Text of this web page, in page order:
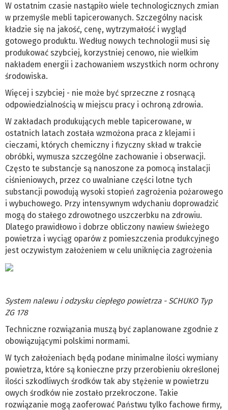
W ostatnim czasie nastąpiło wiele technologicznych zmian
w przemyśle mebli tapicerowanych. Szczególny nacisk
kładzie się na jakość, cenę, wytrzymałość i wygląd
gotowego produktu. Według nowych technologii musi się
produkować szybciej, korzystniej cenowo, nie wielkim
nakładem energii i zachowaniem wszystkich norm ochrony
środowiska.
Więcej i szybciej - nie może być sprzeczne z rosnącą
odpowiedzialnością w miejscu pracy i ochroną zdrowia.
W zakładach produkujących meble tapicerowane, w
ostatnich latach została wzmożona praca z klejami i
cieczami, których chemiczny i fizyczny skład w trakcie
obróbki, wymusza szczególne zachowanie i obserwacji.
Często te substancje są nanoszone za pomocą instalacji
ciśnieniowych, przez co uwalniane części lotne tych
substancji powodują wysoki stopień zagrożenia pożarowego
i wybuchowego. Przy intensywnym wdychaniu doprowadzić
mogą do stałego zdrowotnego uszczerbku na zdrowiu.
Dlatego prawidłowo i dobrze obliczony nawiew świeżego
powietrza i wyciąg oparów z pomieszczenia produkcyjnego
jest oczywistym założeniem w celu uniknięcia zagrożenia
System nalewu i odzysku ciepłego powietrza - SCHUKO Typ
ZG 178
Techniczne rozwiązania muszą być zaplanowane zgodnie z
obowiązującymi polskimi normami.
W tych założeniach będą podane minimalne ilości wymiany
powietrza, które są konieczne przy przerobieniu określonej
ilości szkodliwych środków tak aby stężenie w powietrzu
owych środków nie zostało przekroczone. Takie
rozwiązanie mogą zaoferować Państwu tylko fachowe firmy,